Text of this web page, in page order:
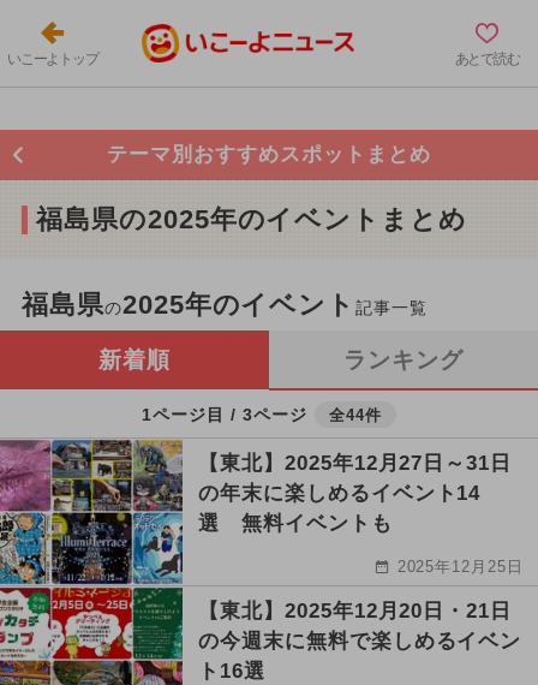
いこーよトップ あとで読む
テーマ別おすすめスポットまとめ
福島県の2025年のイベントまとめ
福島県の2025年のイベント記事一覧
新着順 ランキング
1ページ目 / 3ページ 全44件
【東北】2025年12月27日～31日
の年末に楽しめるイベント14
選 無料イベントも
2025年12月25日
【東北】2025年12月20日・21日
の今週末に無料で楽しめるイベン
ト16選